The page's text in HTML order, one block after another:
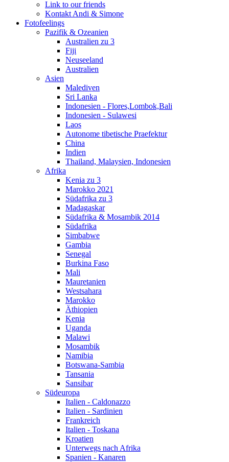
Link to our friends
Kontakt Andi & Simone
Fotofeelings
Pazifik & Ozeanien
Australien zu 3
Fiji
Neuseeland
Australien
Asien
Malediven
Sri Lanka
Indonesien - Flores,Lombok,Bali
Indonesien - Sulawesi
Laos
Autonome tibetische Praefektur
China
Indien
Thailand, Malaysien, Indonesien
Afrika
Kenia zu 3
Marokko 2021
Südafrika zu 3
Madagaskar
Südafrika & Mosambik 2014
Südafrika
Simbabwe
Gambia
Senegal
Burkina Faso
Mali
Mauretanien
Westsahara
Marokko
Äthiopien
Kenia
Uganda
Malawi
Mosambik
Namibia
Botswana-Sambia
Tansania
Sansibar
Südeuropa
Italien - Caldonazzo
Italien - Sardinien
Frankreich
Italien - Toskana
Kroatien
Unterwegs nach Afrika
Spanien - Kanaren